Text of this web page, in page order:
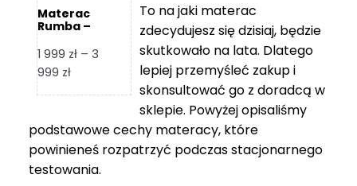
Materac
Rumba –
1 999 zł – 3
999 złZakres
1
999 zł
do
To na jaki materac
zdecydujesz się dzisiaj, będzie
skutkowało na lata. Dlatego
lepiej przemyśleć zakup i
skonsultować go z doradcą w
sklepie. Powyżej opisaliśmy
podstawowe cechy materacy, które
powinieneś rozpatrzyć podczas stacjonarnego
testowania.